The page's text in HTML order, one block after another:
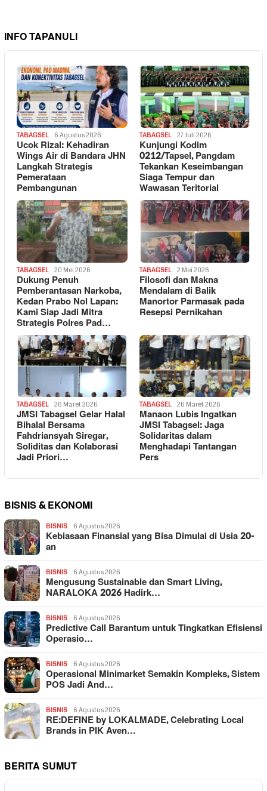
INFO TAPANULI
TABAGSEL 6 Agustus 2026
Ucok Rizal: Kehadiran
Wings Air di Bandara JHN
Langkah Strategis
Pemerataan
Pembangunan
TABAGSEL 27 Juli 2026
Kunjungi Kodim
0212/Tapsel, Pangdam
Tekankan Keseimbangan
Siaga Tempur dan
Wawasan Teritorial
TABAGSEL 20 Mei 2026
Dukung Penuh
Pemberantasan Narkoba,
Kedan Prabo Nol Lapan:
Kami Siap Jadi Mitra
Strategis Polres Pad…
TABAGSEL 2 Mei 2026
Filosofi dan Makna
Mendalam di Balik
Manortor Parmasak pada
Resepsi Pernikahan
TABAGSEL 26 Maret 2026
JMSI Tabagsel Gelar Halal
Bihalal Bersama
Fahdriansyah Siregar,
Soliditas dan Kolaborasi
Jadi Priori…
TABAGSEL 26 Maret 2026
Manaon Lubis Ingatkan
JMSI Tabagsel: Jaga
Solidaritas dalam
Menghadapi Tantangan
Pers
BISNIS & EKONOMI
BISNIS 6 Agustus 2026
Kebiasaan Finansial yang Bisa Dimulai di Usia 20-
an
BISNIS 6 Agustus 2026
Mengusung Sustainable dan Smart Living,
NARALOKA 2026 Hadirk…
BISNIS 6 Agustus 2026
Predictive Call Barantum untuk Tingkatkan Efisiensi
Operasio…
BISNIS 6 Agustus 2026
Operasional Minimarket Semakin Kompleks, Sistem
POS Jadi And…
BISNIS 6 Agustus 2026
RE:DEFINE by LOKALMADE, Celebrating Local
Brands in PIK Aven…
BERITA SUMUT